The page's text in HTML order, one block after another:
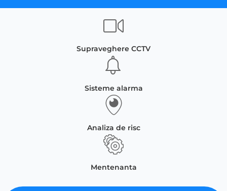
Supraveghere CCTV
Sisteme alarma
Analiza de risc
Mentenanta